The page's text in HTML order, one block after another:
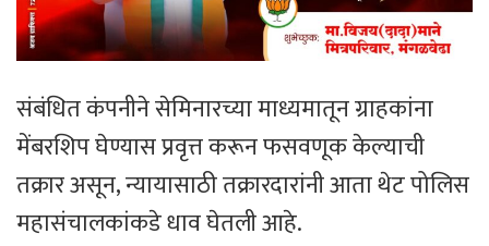
संबंधित कंपनीने सेमिनारच्या माध्यमातून ग्राहकांना
मेंबरशिप घेण्यास प्रवृत्त करून फसवणूक केल्याची
तक्रार असून, न्यायासाठी तक्रारदारांनी आता थेट पोलिस
महासंचालकांकडे धाव घेतली आहे.